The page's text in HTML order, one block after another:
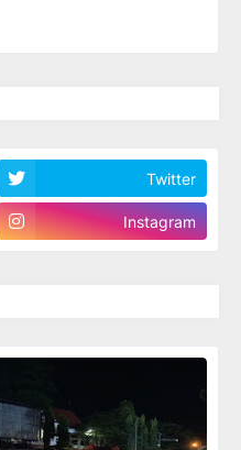
Twitter
Instagram